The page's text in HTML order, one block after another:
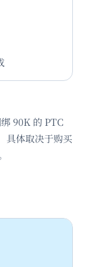
90K 的 PTC
具体取决于购买